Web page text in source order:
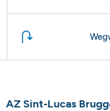
AZ Sint-Lucas